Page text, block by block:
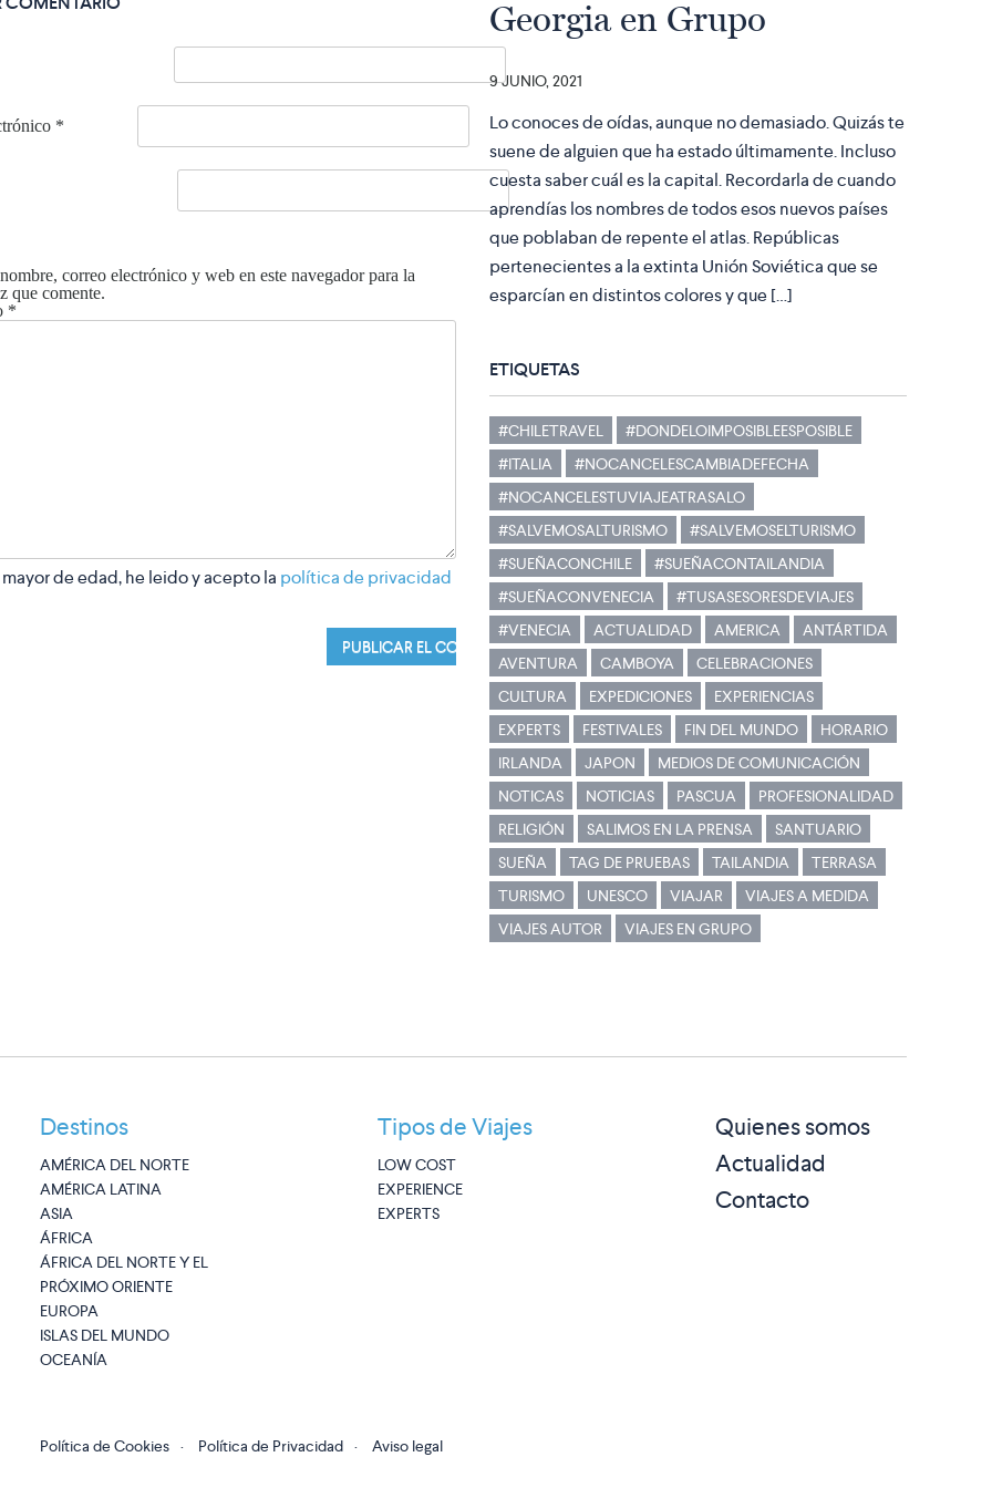
*
correo electrónico y web en este navegador para la
que comente.
*
mayor de edad, he leido y acepto la política de privacidad
Georgia en Grupo
9 JUNIO, 2021
Lo conoces de oídas, aunque no demasiado. Quizás te
suene de alguien que ha estado últimamente. Incluso
cuesta saber cuál es la capital. Recordarla de cuando
aprendías los nombres de todos esos nuevos países
que poblaban de repente el atlas. Repúblicas
pertenecientes a la extinta Unión Soviética que se
esparcían en distintos colores y que […]
ETIQUETAS
#CHILETRAVEL
#DONDELOIMPOSIBLEESPOSIBLE
#ITALIA
#NOCANCELESCAMBIADEFECHA
#NOCANCELESTUVIAJEATRASALO
#SALVEMOSALTURISMO
#SALVEMOSELTURISMO
#SUEÑACONCHILE
#SUEÑACONTAILANDIA
#SUEÑACONVENECIA
#TUSASESORESDEVIAJES
#VENECIA
ACTUALIDAD AMERICA
ANTÁRTIDA
AVENTURA
CAMBOYA
CELEBRACIONES
CULTURA
EXPEDICIONES
EXPERIENCIAS
EXPERTS
FESTIVALES FIN DEL MUNDO
HORARIO
IRLANDA
JAPON
MEDIOS DE COMUNICACIÓN
NOTICAS
NOTICIAS PASCUA
PROFESIONALIDAD
RELIGIÓN
SALIMOS EN LA PRENSA
SANTUARIO
SUEÑA
TAG DE PRUEBAS TAILANDIA
TERRASA
TURISMO
UNESCO VIAJAR
VIAJES A MEDIDA
VIAJES AUTOR
VIAJES EN GRUPO
Destinos
AMÉRICA DEL NORTE
AMÉRICA LATINA
ASIA
ÁFRICA
ÁFRICA DEL NORTE Y EL
PRÓXIMO ORIENTE
EUROPA
ISLAS DEL MUNDO
OCEANÍA
Tipos de Viajes
LOW COST
EXPERIENCE
EXPERTS
Quienes somos
Actualidad
Contacto
Política de Cookies · Política de Privacidad · Aviso legal